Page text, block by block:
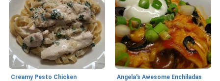
Creamy Pesto Chicken Angela's Awesome Enchiladas